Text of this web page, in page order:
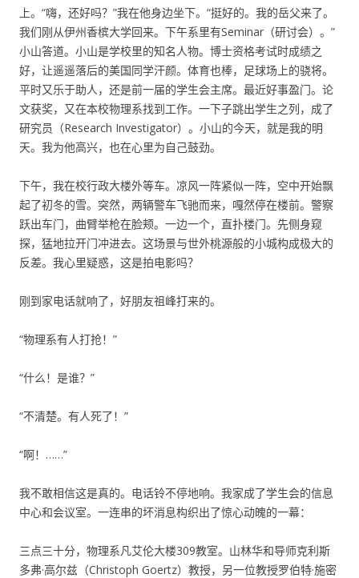
上。“嗨，还好吗？”我在他身边坐下。“挺好的。我的岳父来了。
我们刚从伊州香槟大学回来。下午系里有Seminar（研讨会）。”
小山答道。小山是学校里的知名人物。博士资格考试时成绩之
好，让遥遥落后的美国同学汗颜。体育也棒，足球场上的骁将。
平时又乐于助人，还是前一届的学生会主席。最近好事盈门。论
文获奖，又在本校物理系找到工作。一下子跳出学生之列，成了
研究员（Research Investigator）。小山的今天，就是我的明
天。我为他高兴，也在心里为自己鼓劲。
下午，我在校行政大楼外等车。凉风一阵紧似一阵，空中开始飘
起了初冬的雪。突然，两辆警车飞驰而来，嘎然停在楼前。警察
跃出车门，曲臂举枪在脸颊。一边一个，直扑楼门。先侧身窥
探，猛地拉开门冲进去。这场景与世外桃源般的小城构成极大的
反差。我心里疑惑，这是拍电影吗？
刚到家电话就响了，好朋友祖峰打来的。
“物理系有人打抢！”
“什么！是谁？”
“不清楚。有人死了！”
“啊！……”
我不敢相信这是真的。电话铃不停地响。我家成了学生会的信息
中心和会议室。一连串的坏消息构织出了惊心动魄的一幕：
三点三十分，物理系凡艾伦大楼309教室。山林华和导师克利斯
多弗·高尔兹（Christoph Goertz）教授，另一位教授罗伯特·施密